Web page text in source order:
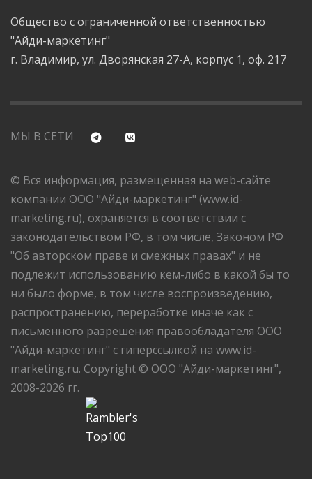
Общество с ограниченной ответственностью
"Айди-маркетинг"
г. Владимир, ул. Дворянская 27-А, корпус 1, оф. 217
МЫ В СЕТИ
© Вся информация, размещенная на web-сайте
компании ООО "Айди-маркетинг" (www.id-
marketing.ru), охраняется в соответствии с
законодательством РФ, в том числе, Законом РФ
"Об авторском праве и смежных правах" и не
подлежит использованию кем-либо в какой бы то
ни было форме, в том числе воспроизведению,
распространению, переработке иначе как с
письменного разрешения правообладателя ООО
"Айди-маркетинг" с гиперссылкой на www.id-
marketing.ru. Copyright © ООО "Айди-маркетинг",
2008-2026 гг.